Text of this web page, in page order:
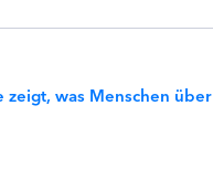
zeigt, was Menschen